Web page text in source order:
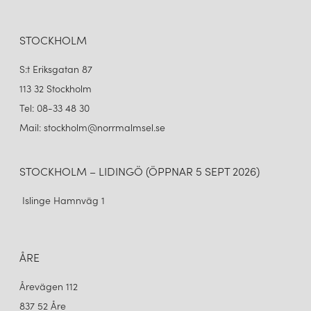
STOCKHOLM
S:t Eriksgatan 87
113 32 Stockholm
Tel: 08-33 48 30
Mail: stockholm@norrmalmsel.se
STOCKHOLM – LIDINGÖ (ÖPPNAR 5 SEPT 2026)
Islinge Hamnväg 1
ÅRE
Årevägen 112
837 52 Åre